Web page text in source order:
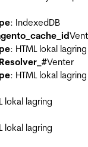
: IndexedDB
: HTML lokal lagring
Venter
: HTML lokal lagring
lokal lagring
lokal lagring